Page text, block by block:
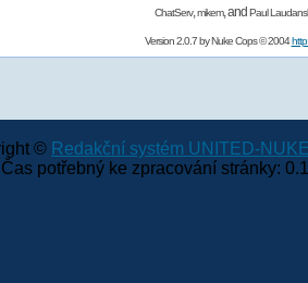
ChatServ,mikem,and Paul
Version 2.0.7 byNuke Cops© 2004
© Redakční systém UNITED-NUKE
Čas potřebný ke zpracování stránky: